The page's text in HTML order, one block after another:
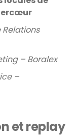
Relations
– Boralex
–
et replay